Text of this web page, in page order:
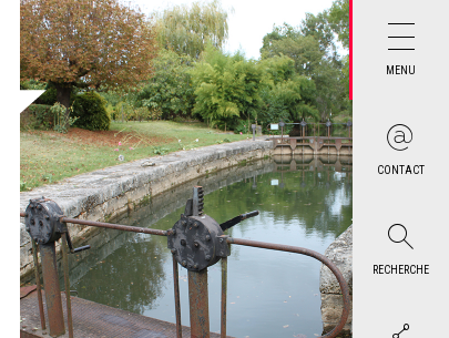
MENU
CONTACT
RECHERCHE